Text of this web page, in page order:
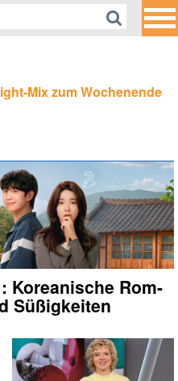
Mix zum Wochenende
Koreanische Rom-
Süßigkeiten